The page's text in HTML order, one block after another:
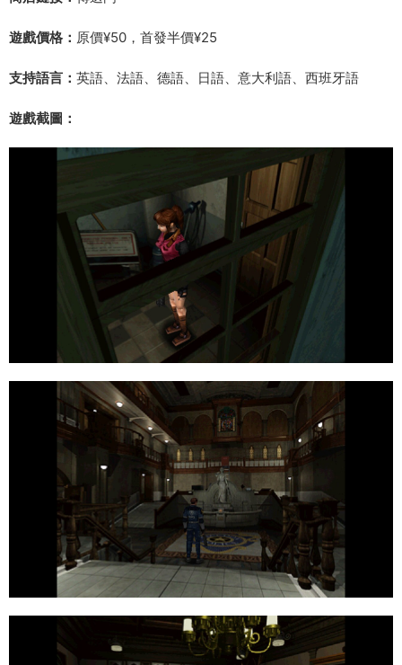
遊戲價格： 原價¥50，首發半價¥25
支持語言： 英語、法語、德語、日語、意大利語、西班牙語
遊戲截圖：